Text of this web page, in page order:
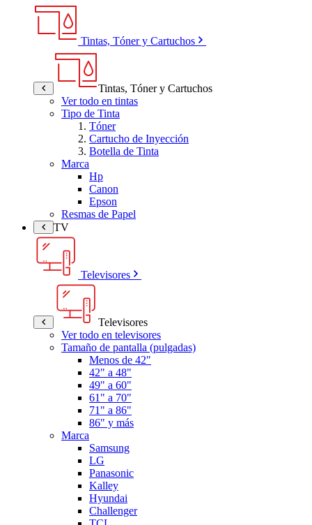
Tintas, Tóner y Cartuchos
Tintas, Tóner y Cartuchos
Ver todo en tintas
Tipo de Tinta
Tóner
Cartucho de Inyección
Botella de Tinta
Marca
Hp
Canon
Epson
Resmas de Papel
TV
Televisores
Televisores
Ver todo en televisores
Tamaño de pantalla (pulgadas)
Menos de 42"
42" a 48"
49" a 60"
61" a 70"
71" a 86"
86" y más
Marca
Samsung
LG
Panasonic
Kalley
Hyundai
Challenger